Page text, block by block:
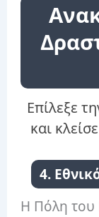
Επίλεξε
και
4.
Η Πόλη του